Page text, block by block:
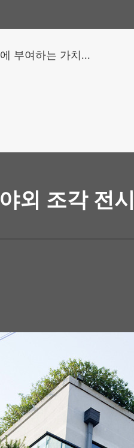
부여하는 가치...
외 조각 전